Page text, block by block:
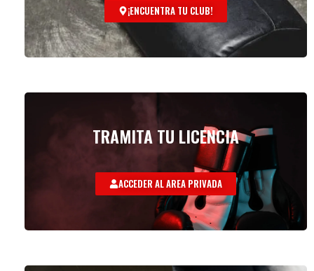
¡ENCUENTRA TU CLUB!
TRAMITA TU LICENCIA
ACCEDER AL AREA PRIVADA